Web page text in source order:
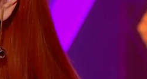
Flipboard